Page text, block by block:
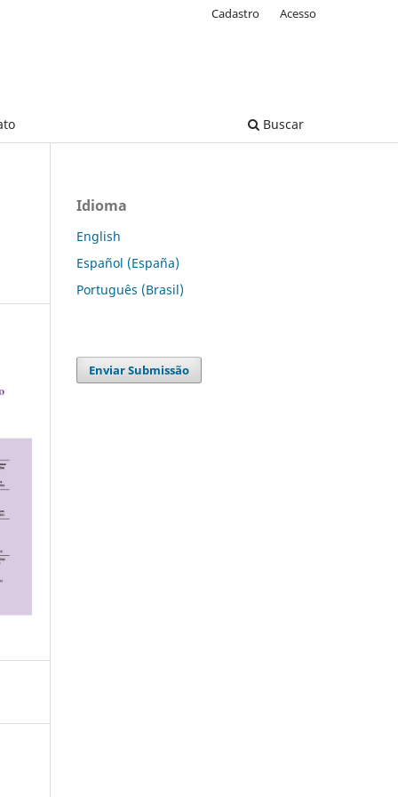
Buscar
Cadastro Acesso
Idioma
English
Español (España)
Português (Brasil)
Enviar Submissão